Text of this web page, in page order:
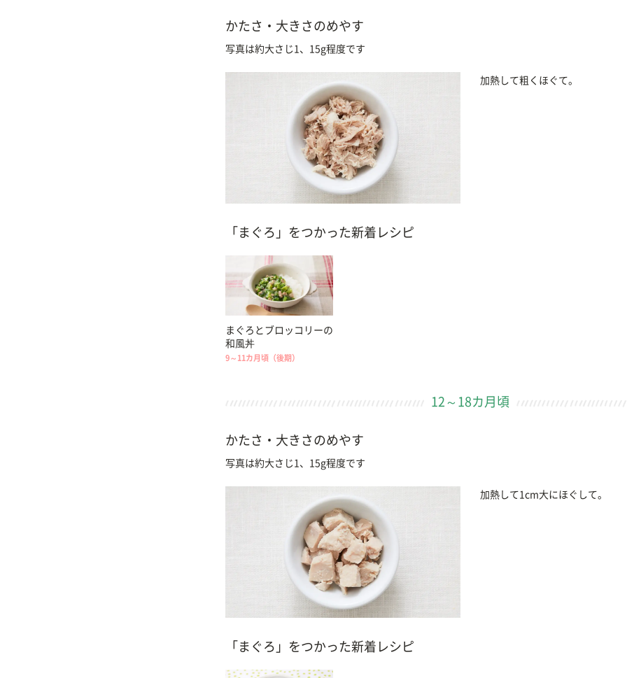
かたさ・大きさのめやす
写真は約大さじ1、15g程度です
加熱して粗くほぐて。
「まぐろ」をつかった新着レシピ
まぐろとブロッコリーの
和風丼
9～11カ月頃（後期）
12～18カ月頃
かたさ・大きさのめやす
写真は約大さじ1、15g程度です
加熱して1cm大にほぐして。
「まぐろ」をつかった新着レシピ